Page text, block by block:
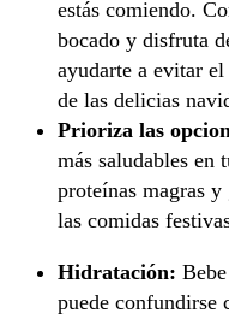
estás comiendo.
bocado y disfruta
ayudarte a evitar
de las delicias
Prioriza las
más saludables en
proteínas magras
las comidas
Hidratación:
puede confundirse